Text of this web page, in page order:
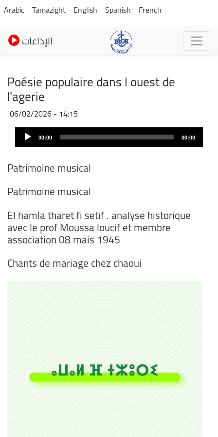
Pasar
al
contenido
principal
Arabic Tamazight English Spanish French
الإذاعات
Poésie populaire dans l ouest de
l'agerie
06/02/2026 - 14:15
Archivo
audio
Audio
Player 00:00 00:00
Patrimoine musical
Patrimoine musical
El hamla tharet fi setif . analyse historique
avec le prof Moussa loucif et membre
association 08 mais 1945
Chants de mariage chez chaoui